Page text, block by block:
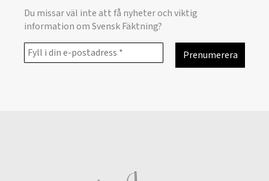
Du missar väl inte att få nyheter och viktig
information om Svensk Fäktning?